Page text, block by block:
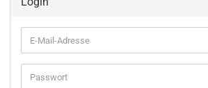
E-
Mail-
Adresse
Passwort